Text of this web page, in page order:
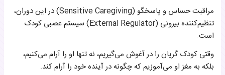
مراقبت حساس و پاسخگو (Sensitive Caregiving) در این دوران،
تنظیم‌کننده بیرونی (External Regulator) سیستم عصبی کودک
است.
وقتی کودک گریان را در آغوش می‌گیریم، نه تنها او را آرام می‌کنیم،
بلکه به مغز او می‌آموزیم که چگونه در آینده خود را آرام کند.